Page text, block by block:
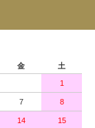
金 土
1
7 8
14 15